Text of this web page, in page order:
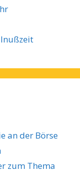
an der Börse
zum Thema